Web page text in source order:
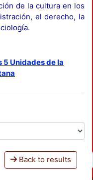
de la cultura en los
el derecho, la
Unidades de la
Back to results